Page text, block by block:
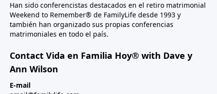
Han sido conferencistas destacados en el retiro matrimonial
Weekend to Remember® de FamilyLife desde 1993 y
también han organizado sus propias conferencias
matrimoniales en todo el país.
Contact Vida en Familia Hoy® with Dave y
Ann Wilson
E-mail